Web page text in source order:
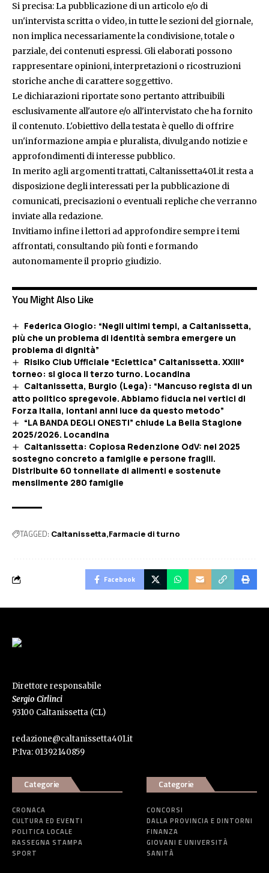
Si precisa: La pubblicazione di un articolo e/o di
un'intervista scritta o video, in tutte le sezioni del giornale,
non implica necessariamente la condivisione, totale o
parziale, dei contenuti espressi. Gli elaborati possono
rappresentare opinioni, interpretazioni o ricostruzioni
storiche anche di carattere soggettivo.
Le dichiarazioni riportate sono pertanto attribuibili
esclusivamente all'autore e/o all'intervistato che ha fornito
il contenuto. L'obiettivo della testata è quello di offrire
un'informazione ampia e pluralista, divulgando notizie e
approfondimenti di interesse pubblico.
In merito agli argomenti trattati, Caltanissetta401.it resta a
disposizione degli interessati per la pubblicazione di
comunicati, precisazioni o eventuali repliche che verranno
inviate alla redazione.
Invitiamo infine i lettori ad approfondire sempre i temi
affrontati, consultando più fonti e formando
autonomamente il proprio giudizio.
You Might Also Like
Federica Giogio: “Negli ultimi tempi, a Caltanissetta,
più che un problema di identità sembra emergere un
problema di dignità”
Risiko Club Ufficiale “Eclettica” Caltanissetta. XXIII°
torneo: si gioca il terzo turno. Locandina
Caltanissetta, Burgio (Lega): “Mancuso regista di un
atto politico spregevole. Abbiamo fiducia nei vertici di
Forza Italia, lontani anni luce da questo metodo”
“LA BANDA DEGLI ONESTI” chiude La Bella Stagione
2025/2026. Locandina
Caltanissetta: Copiosa Redenzione OdV: nel 2025
sostegno concreto a famiglie e persone fragili.
Distribuite 60 tonnellate di alimenti e sostenute
mensilmente 280 famiglie
TAGGED: Caltanissetta Farmacie di turno
Facebook
Direttore responsabile
Sergio Cirlinci
93100 Caltanissetta (CL)
redazione@caltanissetta401.it
P:Iva: 01392140859
Categorie
CRONACA
CULTURA ED EVENTI
POLITICA LOCALE
RASSEGNA STAMPA
SPORT
Categorie
CONCORSI
DALLA PROVINCIA E DINTORNI
FINANZA
GIOVANI E UNIVERSITÀ
SANITÀ